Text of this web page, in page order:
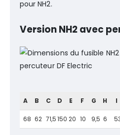
pour NH2.
Version NH2 avec
A B C D E F G H I
68 62 71,5150 20 10 9,5 6